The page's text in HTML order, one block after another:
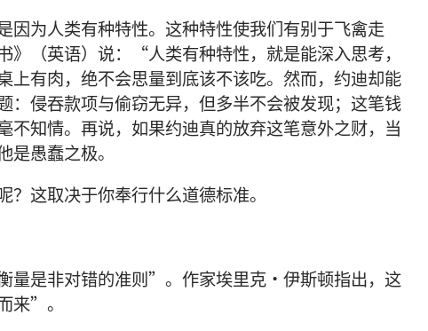
因为人类有种特性。这种特性使我们有别于飞禽走
》（英语）说：“人类有种特性，就是能深入思考，
有肉，绝不会思量到底该不该吃。然而，约迪却能
：侵吞款项与偷窃无异，但多半不会被发现；这笔钱
不知情。再说，如果约迪真的放弃这笔意外之财，当
愚蠢之极。
？这取决于你奉行什么道德标准。
量是非对错的准则”。作家埃里克·伊斯顿指出，这
来”。